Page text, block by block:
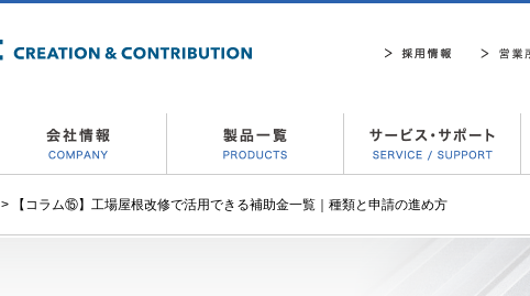
> 【コラム⑮】工場屋根改修で活用できる補助金一覧｜種類と申請の進め方